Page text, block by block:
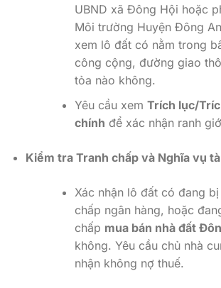
UBND xã Đông Hội hoặc
Môi trường Huyện Đông
xem lô đất có nằm trong
công cộng, đường giao
tỏa nào không.
Yêu cầu xem Trích lục/
chính để xác nhận ranh
Kiểm tra Tranh chấp và Nghĩa vụ
Xác nhận lô đất có đang
chấp ngân hàng, hoặc
chấp mua bán nhà đất
không. Yêu cầu chủ nhà
nhận không nợ thuế.